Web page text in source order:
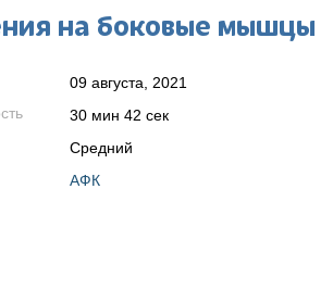
на боковые мышцы
09 августа, 2021
30 мин 42 сек
Средний
АФК